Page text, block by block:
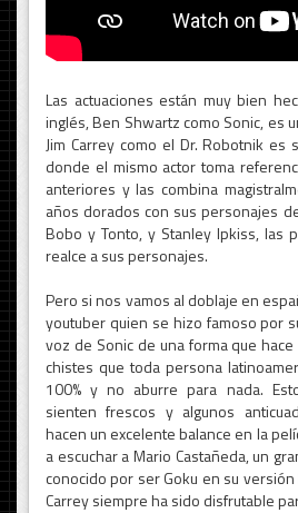
Las actuaciones están muy bien
inglés, Ben Shwartz como Sonic, es
Jim Carrey como el Dr. Robotnik es
donde el mismo actor toma
anteriores y las combina
años dorados con sus personajes
Bobo y Tonto, y Stanley Ipkiss, las
realce a sus personajes.
Pero si nos vamos al doblaje en
youtuber quien se hizo famoso por
voz de Sonic de una forma que
chistes que toda persona
100% y no aburre para nada.
sienten frescos y algunos
hacen un excelente balance en la
a escuchar a Mario Castañeda, un
conocido por ser Goku en su versión
Carrey siempre ha sido disfrutable